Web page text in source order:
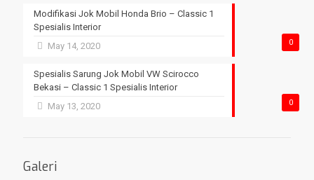
0
Modifikasi Jok Mobil Honda Brio – Classic 1
Spesialis Interior
May 14, 2020
0
Spesialis Sarung Jok Mobil VW Scirocco
Bekasi – Classic 1 Spesialis Interior
May 13, 2020
Galeri